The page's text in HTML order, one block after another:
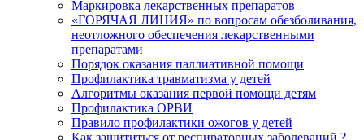
Маркировка лекарственных препаратов
«ГОРЯЧАЯ ЛИНИЯ» по вопросам обезболивания,
неотложного обеспечения лекарственными
препаратами
Порядок оказания паллиативной помощи
Профилактика травматизма у детей
Алгоритмы оказания первой помощи детям
Профилактика ОРВИ
Правило профилактики ожогов у детей
Как защититься от респираторных заболеваний ?